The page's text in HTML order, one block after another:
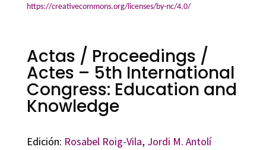
https://creativecommons.org/licenses/by-nc/4.0/
Actas / Proceedings /
Actes – 5th International
Congress: Education and
Knowledge
Edición: Rosabel Roig-Vila, Jordi M. Antolí